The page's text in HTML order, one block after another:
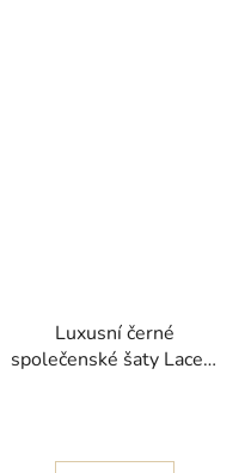
Luxusní černé
společenské šaty Lace s